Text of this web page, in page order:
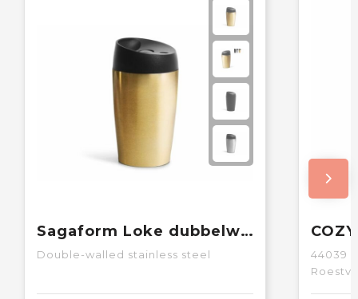
Sagaform Loke dubbelwandige mok 240ml
Double-walled stainless steel 44039